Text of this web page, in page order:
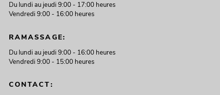
Du lundi au jeudi 9:00 - 17:00 heures
Vendredi 9:00 - 16:00 heures
RAMASSAGE:
Du lundi au jeudi 9:00 - 16:00 heures
Vendredi 9:00 - 15:00 heures
CONTACT: